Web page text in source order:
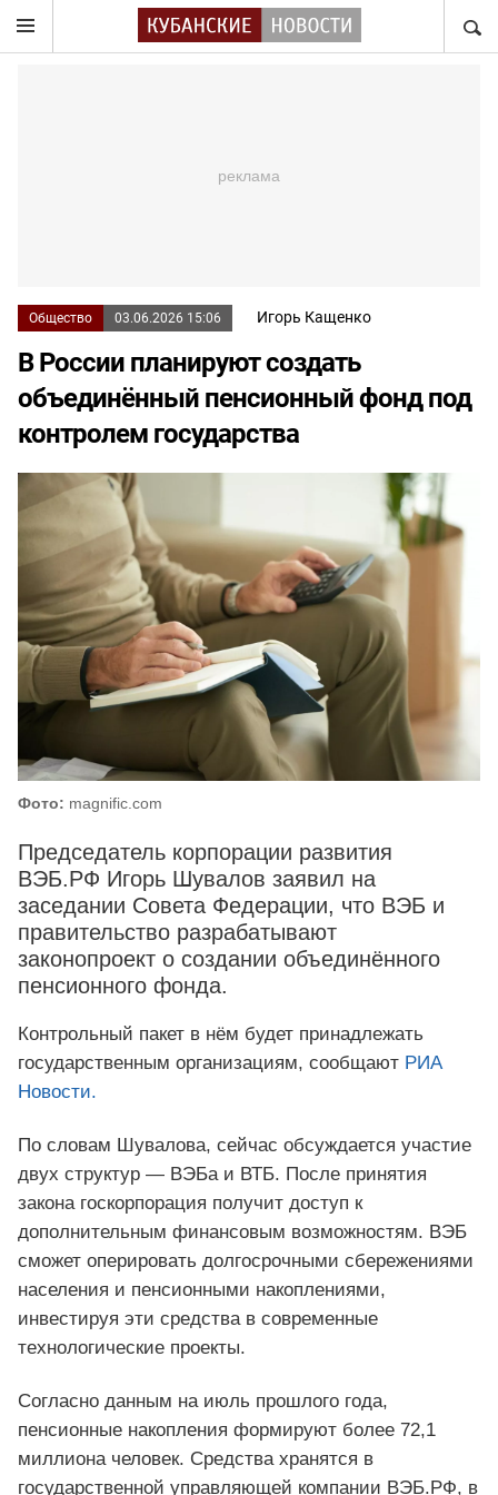
Общество 03.06.2026 15:06 Игорь Кащенко
В России планируют создать
объединённый пенсионный фонд под
контролем государства
Фото: magnific.com
Председатель корпорации развития
ВЭБ.РФ Игорь Шувалов заявил на
заседании Совета Федерации, что ВЭБ и
правительство разрабатывают
законопроект о создании объединённого
пенсионного фонда.
Контрольный пакет в нём будет принадлежать
государственным организациям, сообщают РИА
Новости.
По словам Шувалова, сейчас обсуждается участие
двух структур — ВЭБа и ВТБ. После принятия
закона госкорпорация получит доступ к
дополнительным финансовым возможностям. ВЭБ
сможет оперировать долгосрочными сбережениями
населения и пенсионными накоплениями,
инвестируя эти средства в современные
технологические проекты.
Согласно данным на июль прошлого года,
пенсионные накопления формируют более 72,1
миллиона человек. Средства хранятся в
государственной управляющей компании ВЭБ.РФ, в